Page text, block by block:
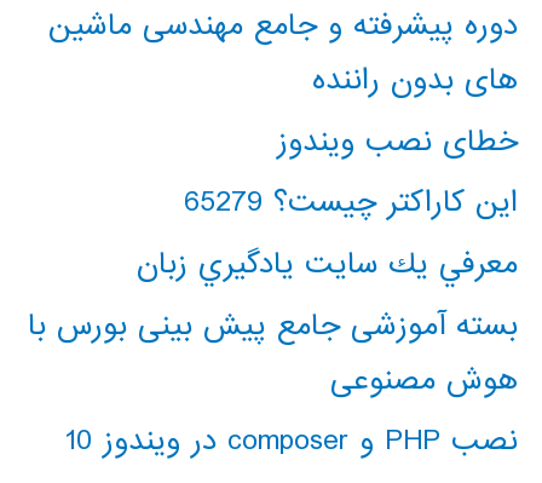
دوره پیشرفته و جامع مهندسی ماشین
های بدون راننده
خطای نصب ویندوز
این کاراکتر چیست؟ 65279
معرفي يك سايت يادگيري زبان
بسته آموزشی جامع پیش بینی بورس با
هوش مصنوعی
نصب PHP و composer در ویندوز 10